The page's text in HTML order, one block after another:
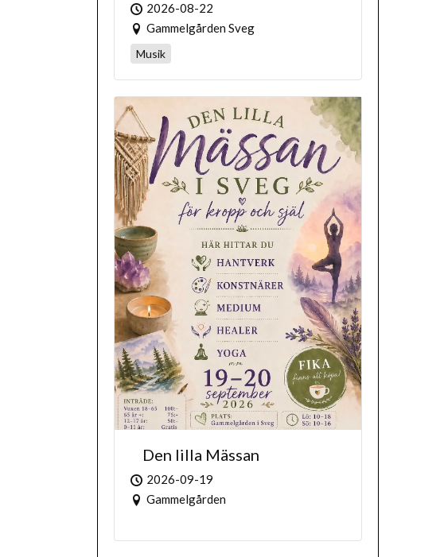
2026-08-22
Gammelgården Sveg
Musik
Den lilla Mässan
2026-09-19
Gammelgården